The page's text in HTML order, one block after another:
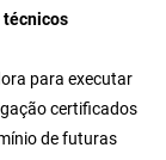
técnicos
para executar
certificados
de futuras